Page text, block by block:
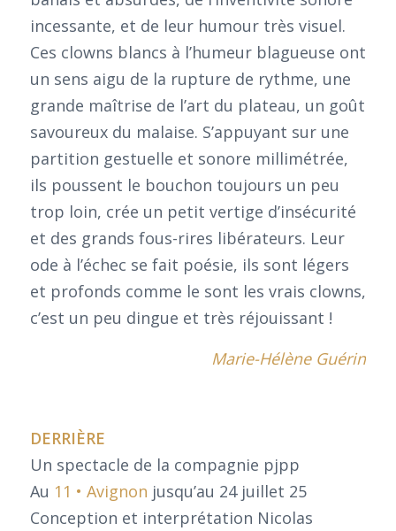
incessante, et de leur humour très visuel.
Ces clowns blancs à l’humeur blagueuse ont
un sens aigu de la rupture de rythme, une
grande maîtrise de l’art du plateau, un goût
savoureux du malaise. S’appuyant sur une
partition gestuelle et sonore millimétrée,
ils poussent le bouchon toujours un peu
trop loin, crée un petit vertige d’insécurité
et des grands fous-rires libérateurs. Leur
ode à l’échec se fait poésie, ils sont légers
et profonds comme le sont les vrais clowns,
c’est un peu dingue et très réjouissant !
Marie-Hélène Guérin
DERRIÈRE
Un spectacle de la compagnie pjpp
Au 11 • Avignon jusqu’au 24 juillet 25
Conception et interprétation Nicolas